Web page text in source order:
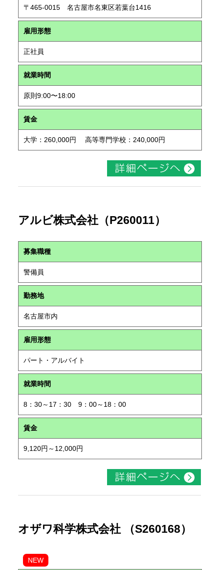
〒465-0015 名古屋市名東区若葉台1416
雇用形態
正社員
就業時間
原則9:00〜18:00
賃金
大学：260,000円 高等専門学校：240,000円
アルビ株式会社（P260011）
募集職種
警備員
勤務地
名古屋市内
雇用形態
パート・アルバイト
就業時間
8：30～17：30 9：00～18：00
賃金
9,120円～12,000円
オザワ科学株式会社 （S260168）
NEW